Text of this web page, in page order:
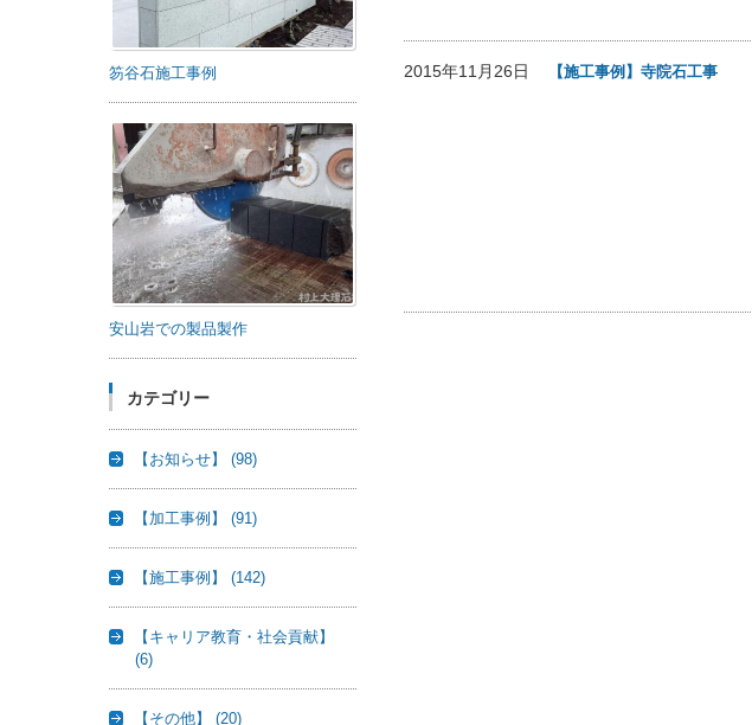
2015年11月26日 【施工事例】寺院石工事
笏谷石施工事例
安山岩での製品製作
カテゴリー
【お知らせ】 (98)
【加工事例】 (91)
【施工事例】 (142)
【キャリア教育・社会貢献】
(6)
【その他】 (20)